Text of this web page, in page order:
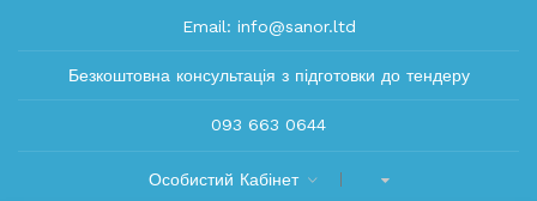
Email: info@sanor.ltd
Безкоштовна консультація з підготовки до тендеру
093 663 0644
Особистий Кабінет